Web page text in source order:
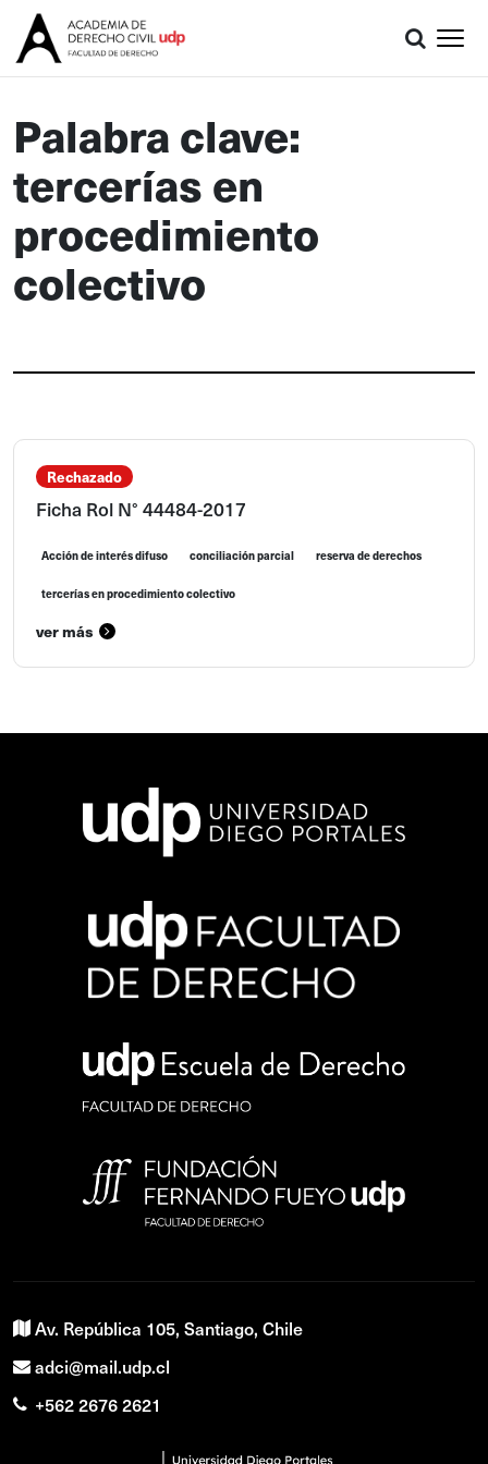
Palabra clave:
tercerías en
procedimiento
colectivo
Rechazado
Ficha Rol N° 44484-2017
Acción de interés difuso conciliación parcial reserva de derechos
tercerías en procedimiento colectivo
ver más
Av. República 105, Santiago, Chile
adci@mail.udp.cl
+562 2676 2621